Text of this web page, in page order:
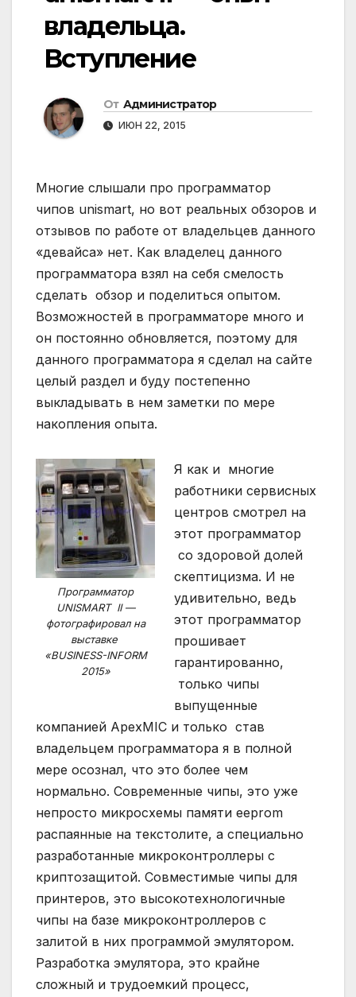
владельца.
Вступление
От Администратор
ИЮН 22, 2015
Многие слышали про программатор
чипов unismart, но вот реальных обзоров и
отзывов по работе от владельцев данного
«девайса» нет. Как владелец данного
программатора взял на себя смелость
сделать обзор и поделиться опытом.
Возможностей в программаторе много и
он постоянно обновляется, поэтому для
данного программатора я сделал на сайте
целый раздел и буду постепенно
выкладывать в нем заметки по мере
накопления опыта.
Программатор
UNISMART II —
фотографировал на
выставке
«BUSINESS-INFORM
2015»
Я как и многие
работники сервисных
центров смотрел на
этот программатор
со здоровой долей
скептицизма. И не
удивительно, ведь
этот программатор
прошивает
гарантированно,
только чипы
выпущенные
компанией ApexMIC и только став
владельцем программатора я в полной
мере осознал, что это более чем
нормально. Современные чипы, это уже
непросто микросхемы памяти eeprom
распаянные на текстолите, а специально
разработанные микроконтроллеры с
криптозащитой. Совместимые чипы для
принтеров, это высокотехнологичные
чипы на базе микроконтроллеров с
залитой в них программой эмулятором.
Разработка эмулятора, это крайне
сложный и трудоемкий процесс,